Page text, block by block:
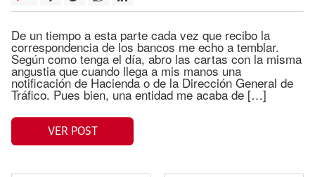
De un tiempo a esta parte cada vez que recibo la
correspondencia de los bancos me echo a temblar.
Según como tenga el día, abro las cartas con la misma
angustia que cuando llega a mis manos una
notificación de Hacienda o de la Dirección General de
Tráfico. Pues bien, una entidad me acaba de […]
VER POST